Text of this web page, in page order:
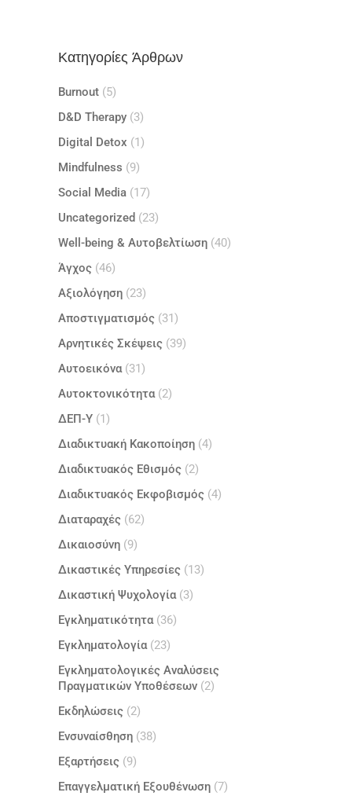
Κατηγορίες Άρθρων
Burnout (5)
D&D Therapy (3)
Digital Detox (1)
Mindfulness (9)
Social Media (17)
Uncategorized (23)
Well-being & Αυτοβελτίωση (40)
Άγχος (46)
Αξιολόγηση (23)
Αποστιγματισμός (31)
Αρνητικές Σκέψεις (39)
Αυτοεικόνα (31)
Αυτοκτονικότητα (2)
ΔΕΠ-Υ (1)
Διαδικτυακή Κακοποίηση (4)
Διαδικτυακός Εθισμός (2)
Διαδικτυακός Εκφοβισμός (4)
Διαταραχές (62)
Δικαιοσύνη (9)
Δικαστικές Υπηρεσίες (13)
Δικαστική Ψυχολογία (3)
Εγκληματικότητα (36)
Εγκληματολογία (23)
Εγκληματολογικές Αναλύσεις
Πραγματικών Υποθέσεων (2)
Εκδηλώσεις (2)
Ενσυναίσθηση (38)
Εξαρτήσεις (9)
Επαγγελματική Εξουθένωση (7)